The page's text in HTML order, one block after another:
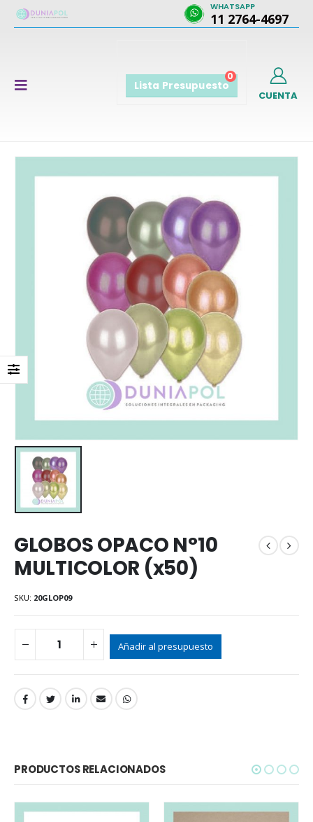
WHATSAPP
11 2764-4697
0
Lista Presupuesto
CUENTA
GLOBOS OPACO N°10
MULTICOLOR (x50)
SKU: 20GLOP09
Añadir al presupuesto
PRODUCTOS RELACIONADOS